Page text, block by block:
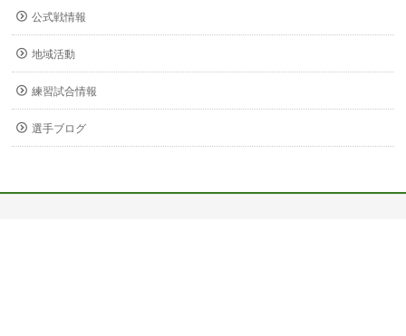
公式戦情報
地域活動
練習試合情報
選手ブログ